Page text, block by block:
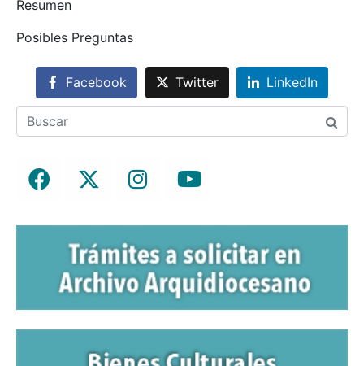
Resumen
Posibles Preguntas
Facebook Twitter LinkedIn